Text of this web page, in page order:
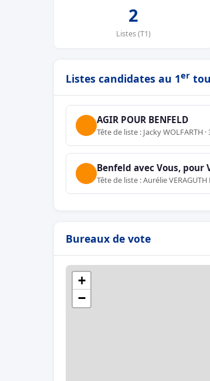
2
Listes (T1)
Listes candidates au 1er
AGIR POUR BENFELD
Tête de liste : Jacky WOLFARTH
Benfeld avec Vous, pour
Tête de liste : Aurélie VERAGUTH
Bureaux de vote
+
−